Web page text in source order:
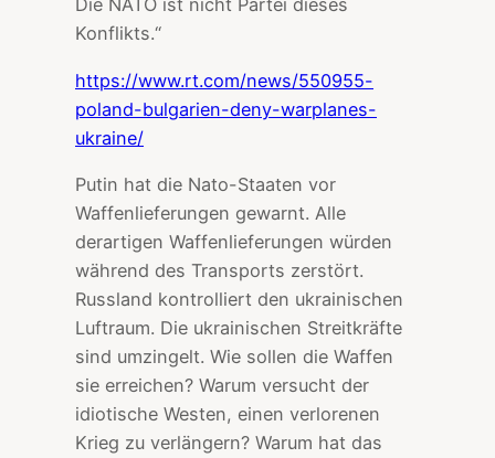
Die NATO ist nicht Partei dieses
Konflikts.“
https://www.rt.com/news/550955-
poland-bulgarien-deny-warplanes-
ukraine/
Putin hat die Nato-Staaten vor
Waffenlieferungen gewarnt. Alle
derartigen Waffenlieferungen würden
während des Transports zerstört.
Russland kontrolliert den ukrainischen
Luftraum. Die ukrainischen Streitkräfte
sind umzingelt. Wie sollen die Waffen
sie erreichen? Warum versucht der
idiotische Westen, einen verlorenen
Krieg zu verlängern? Warum hat das